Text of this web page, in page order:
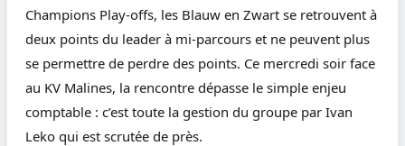
Champions Play-offs, les Blauw en Zwart se retrouvent à
deux points du leader à mi-parcours et ne peuvent plus
se permettre de perdre des points. Ce mercredi soir face
au KV Malines, la rencontre dépasse le simple enjeu
comptable : c’est toute la gestion du groupe par Ivan
Leko qui est scrutée de près.